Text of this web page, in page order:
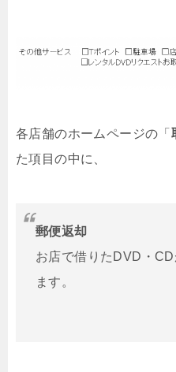
各店舗のホームページの「
た項目の中に、
郵便返却
お店で借りたDVD・
ます。